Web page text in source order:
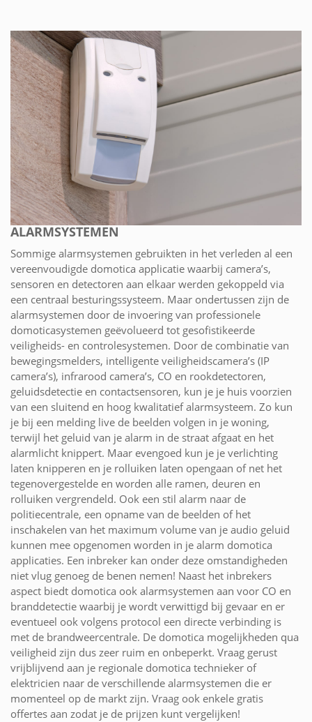
ALARMSYSTEMEN
Sommige alarmsystemen gebruikten in het verleden al een
vereenvoudigde domotica applicatie waarbij camera’s,
sensoren en detectoren aan elkaar werden gekoppeld via
een centraal besturingssysteem. Maar ondertussen zijn de
alarmsystemen door de invoering van professionele
domoticasystemen geëvolueerd tot gesofistikeerde
veiligheids- en controlesystemen. Door de combinatie van
bewegingsmelders, intelligente veiligheidscamera’s (IP
camera’s), infrarood camera’s, CO en rookdetectoren,
geluidsdetectie en contactsensoren, kun je je huis voorzien
van een sluitend en hoog kwalitatief alarmsysteem. Zo kun
je bij een melding live de beelden volgen in je woning,
terwijl het geluid van je alarm in de straat afgaat en het
alarmlicht knippert. Maar evengoed kun je je verlichting
laten knipperen en je rolluiken laten opengaan of net het
tegenovergestelde en worden alle ramen, deuren en
rolluiken vergrendeld. Ook een stil alarm naar de
politiecentrale, een opname van de beelden of het
inschakelen van het maximum volume van je audio geluid
kunnen mee opgenomen worden in je alarm domotica
applicaties. Een inbreker kan onder deze omstandigheden
niet vlug genoeg de benen nemen! Naast het inbrekers
aspect biedt domotica ook alarmsystemen aan voor CO en
branddetectie waarbij je wordt verwittigd bij gevaar en er
eventueel ook volgens protocol een directe verbinding is
met de brandweercentrale. De domotica mogelijkheden qua
veiligheid zijn dus zeer ruim en onbeperkt. Vraag gerust
vrijblijvend aan je regionale domotica technieker of
elektricien naar de verschillende alarmsystemen die er
momenteel op de markt zijn. Vraag ook enkele gratis
offertes aan zodat je de prijzen kunt vergelijken!